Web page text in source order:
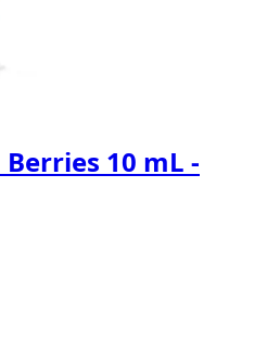
10 mL -